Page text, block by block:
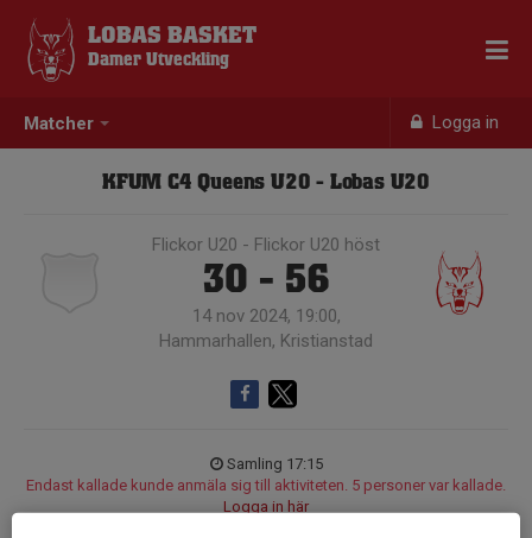
Matcher Logga in
LOBAS BASKET
Damer Utveckling
KFUM C4 Queens U20 - Lobas U20
Flickor U20 - Flickor U20 höst
30 - 56
14 nov 2024, 19:00,
Hammarhallen, Kristianstad
Samling 17:15
Endast kallade kunde anmäla sig till aktiviteten. 5 personer var kallade.
Logga in här